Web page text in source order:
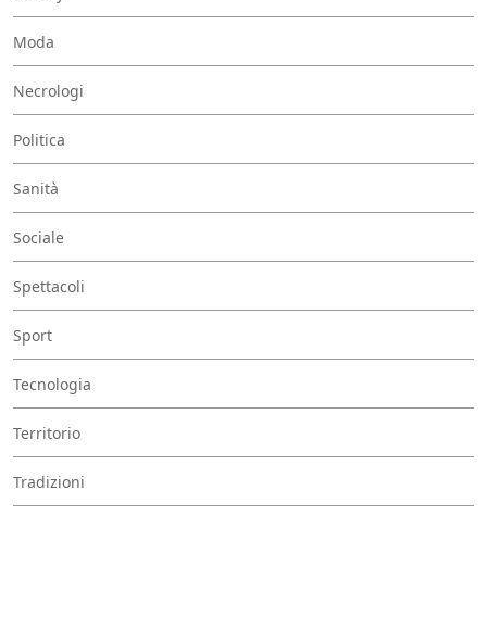
Moda
Necrologi
Politica
Sanità
Sociale
Spettacoli
Sport
Tecnologia
Territorio
Tradizioni